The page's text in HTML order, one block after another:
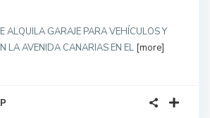
ALQUILA GARAJE PARA VEHÍCULOS Y
LA AVENIDA CANARIAS EN EL [more]